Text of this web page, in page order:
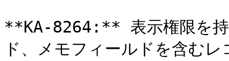
**KA-8264:** 表示権限を持
ド、メモフィールドを含む